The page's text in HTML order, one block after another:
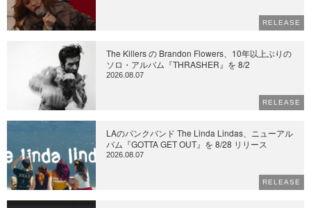
RELEASE
The Killers の Brandon Flowers、10年以上ぶりの
ソロ・アルバム『THRASHER』を 8/2
2026.08.07
RELEASE
LAのパンクバンド The Linda Lindas、ニューアル
バム『GOTTA GET OUT』を 8/28 リリース
2026.08.07
RELEASE